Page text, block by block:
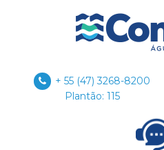
+ 55 (47) 3268-8200
Plantão: 115